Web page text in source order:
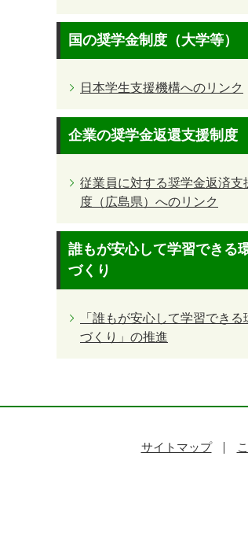
国の奨学金制度（大学等）
日本学生支援機構へのリンク
企業の奨学金返還支援制度
従業員に対する奨学金返済支
度（広島県）へのリンク
誰もが安心して学習できる
づくり
「誰もが安心して学習できる
づくり」の推進
サイトマップ